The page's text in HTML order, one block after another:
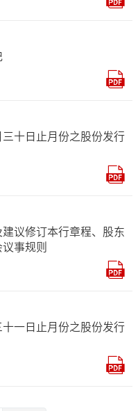
十日止月份之股份发行
议修订本行章程、股东
事规则
一日止月份之股份发行